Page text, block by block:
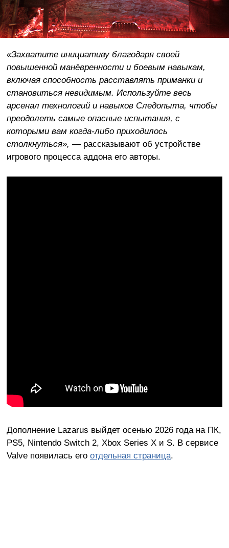
«Захватите инициативу благодаря своей
повышенной манёвренности и боевым навыкам,
включая способность расставлять приманки и
становиться невидимым. Используйте весь
арсенал технологий и навыков Следопыта, чтобы
преодолеть самые опасные испытания, с
которыми вам когда-либо приходилось
столкнуться», — рассказывают об устройстве
игрового процесса аддона его авторы.
Дополнение Lazarus выйдет осенью 2026 года на ПК,
PS5, Nintendo Switch 2, Xbox Series X и S. В сервисе
Valve появилась его отдельная страница.